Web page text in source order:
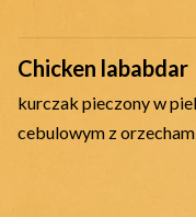
Chicken lababdar
kurczak pieczony w
cebulowym z